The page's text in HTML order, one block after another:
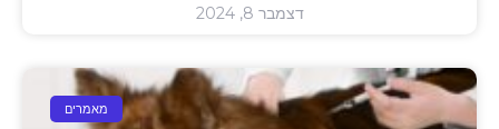
דצמבר 8, 2024
מאמרים